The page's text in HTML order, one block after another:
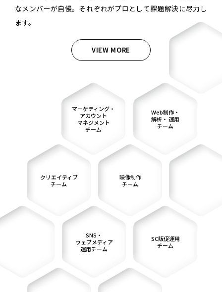
なメンバーが自慢。それぞれがプロとして課題解決に尽力し
ます。
VIEW MORE
マーケティング・
アカウント
マネジメント
チーム
Web制作・
解析・ 運用
チーム
クリエイティブ
チーム
映像制作
チーム
SNS・
ウェブメディア
運用チーム
SC販促運用
チーム